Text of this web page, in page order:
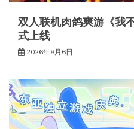
双人联机肉鸽爽游《我
式上线
2026年8月6日